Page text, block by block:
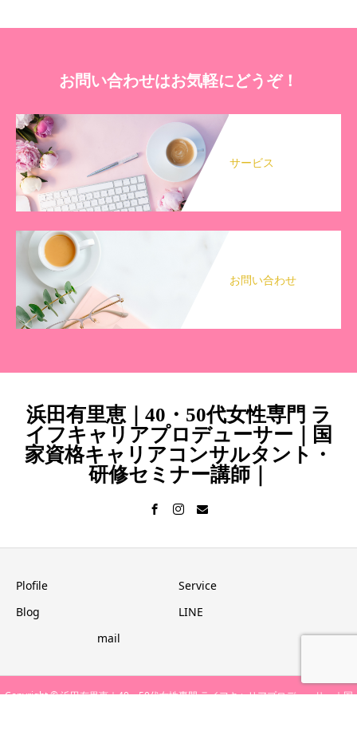
お問い合わせはお気軽にどうぞ！
サービス
お問い合わせ
浜田有里恵｜40・50代女性専門 ラ
イフキャリアプロデューサー｜国
家資格キャリアコンサルタント・
研修セミナー講師｜
Plofile
Service
Blog
LINE
mail
Copyright © 浜田有里恵｜40・50代女性専門 ライフキャリアプロデューサー｜国